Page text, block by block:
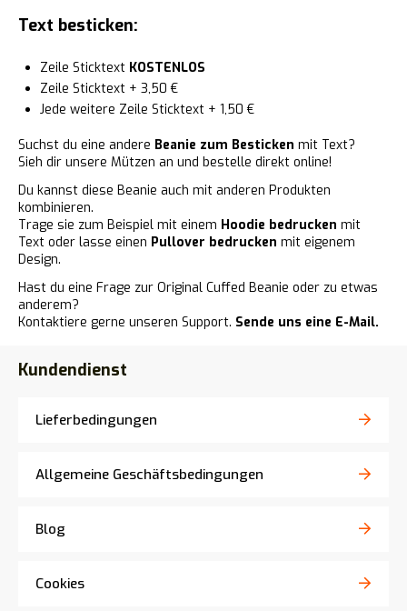
Text besticken:
Zeile Sticktext KOSTENLOS
Zeile Sticktext + 3,50 €
Jede weitere Zeile Sticktext + 1,50 €
Suchst du eine andere Beanie zum Besticken mit Text?
Sieh dir unsere Mützen an und bestelle direkt online!
Du kannst diese Beanie auch mit anderen Produkten
kombinieren.
Trage sie zum Beispiel mit einem Hoodie bedrucken mit
Text oder lasse einen Pullover bedrucken mit eigenem
Design.
Hast du eine Frage zur Original Cuffed Beanie oder zu etwas
anderem?
Kontaktiere gerne unseren Support. Sende uns eine E-Mail.
Kundendienst
Lieferbedingungen
Allgemeine Geschäftsbedingungen
Blog
Cookies